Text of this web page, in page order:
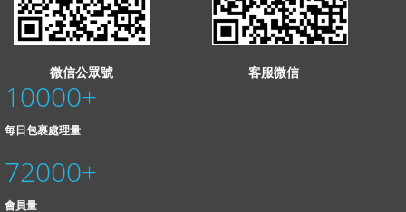
微信公眾號 客服微信
10000+
每日包裹處理量
72000+
會員量